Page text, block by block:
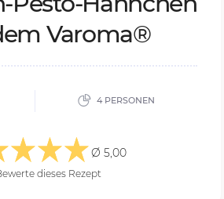
Va­ro­ma®
4 PERSONEN
Ø 5,00
dieses Rezept